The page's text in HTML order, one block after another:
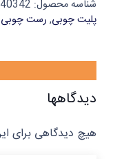
ایلا
عدد
شناسه محصول:
پلیت چوبی, رست چوبی
دیدگاهها
هیچ دیدگاهی برای